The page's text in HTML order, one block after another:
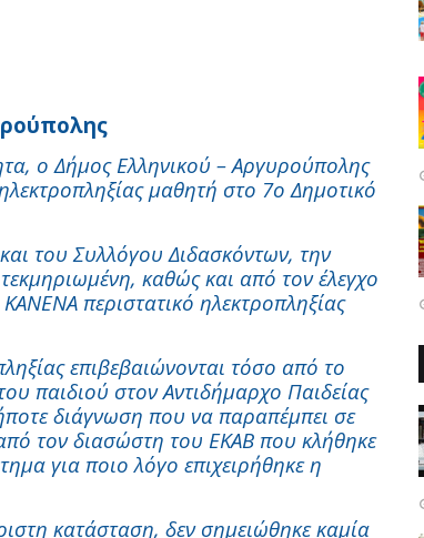
ο Δήμος Ελληνικού – Αργυρούπολης
μαθητή στο 7ο Δημοτικό
του Συλλόγου Διδασκόντων, την
καθώς και από τον έλεγχο
περιστατικό ηλεκτροπληξίας
επιβεβαιώνονται τόσο από το
παιδιού στον Αντιδήμαρχο Παιδείας
διάγνωση που να παραπέμπει σε
τον διασώστη του ΕΚΑΒ που κλήθηκε
για ποιο λόγο επιχειρήθηκε η
κατάσταση, δεν σημειώθηκε καμία